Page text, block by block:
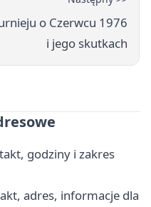
o Czerwcu 1976
i jego skutkach
godziny i zakres
adres, informacje dla